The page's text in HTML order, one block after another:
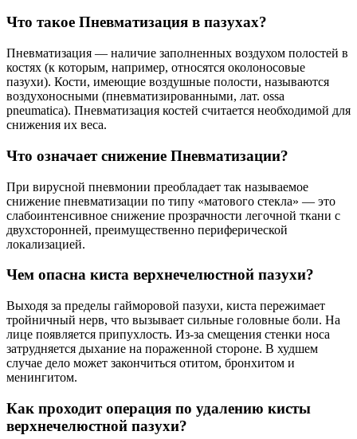
Что такое Пневматизация в пазухах?
Пневматизация — наличие заполненных воздухом полостей в
костях (к которым, например, относятся околоносовые
пазухи). Кости, имеющие воздушные полости, называются
воздухоносными (пневматизированными, лат. ossа
pneumatica). Пневматизация костей считается необходимой для
снижения их веса.
Что означает снижение Пневматизации?
При вирусной пневмонии преобладает так называемое
снижение пневматизации по типу «матового стекла» — это
слабоинтенсивное снижение прозрачности легочной ткани с
двухсторонней, преимущественно периферической
локализацией.
Чем опасна киста верхнечелюстной пазухи?
Выходя за пределы гайморовой пазухи, киста пережимает
тройничный нерв, что вызывает сильные головные боли. На
лице появляется припухлость. Из-за смещения стенки носа
затрудняется дыхание на пораженной стороне. В худшем
случае дело может закончиться отитом, бронхитом и
менингитом.
Как проходит операция по удалению кисты
верхнечелюстной пазухи?